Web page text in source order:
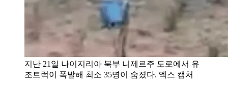
지난 21일 나이지리아 북부 니제르주 도로에서 유
조트럭이 폭발해 최소 35명이 숨졌다. 엑스 캡처